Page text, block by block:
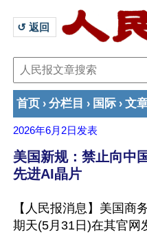
↺ 返回
首页 › 分栏目 › 国际 › 文
2026年6月2日 发表
美国新规：禁止向中
先进AI晶片
【人民报消息】美国商
期天(5月31日)在其官网